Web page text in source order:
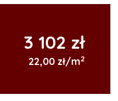
3 102 zł
22,00 zł/m2